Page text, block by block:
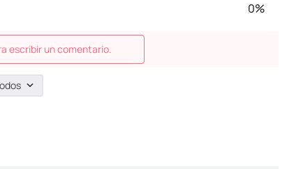
0%
escribir un comentario.